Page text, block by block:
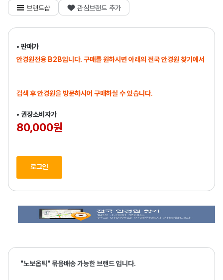
브랜드샵 관심브랜드 추가
• 판매가
안경원전용 B2B입니다. 구매를 원하시면 아래의 전국 안경원 찾기에서
검색 후 안경원을 방문하시어 구매하실 수 있습니다.
• 권장소비자가
80,000원
로그인
"노보옵틱" 묶음배송 가능한 브랜드 입니다.